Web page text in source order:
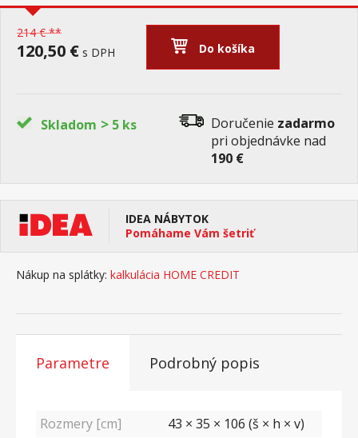
214 € **
120,50 € s DPH Do košíka
Skladom > 5 ks Doručenie zadarmo
pri objednávke nad
190 €
IDEA NÁBYTOK
Pomáhame Vám šetriť
Nákup na splátky: kalkulácia HOME CREDIT
Parametre Podrobný popis
Rozmery [cm]
43 × 35 × 106 (š × h × v)